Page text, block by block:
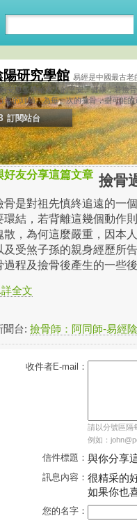
研究學館 易經是中國最古老
安息並帶給家人的平安、健康，若撿
年的經驗，為每一次的撿骨，盡可能
訂閱站台
好友分享這篇文章 撿骨
骨是對祖先慎終追遠的一
環結，若背離這幾個動作
散，為何這麼嚴重，因本
及受煞子孫的親身經歷所
過程及撿骨後產生的一些
詳全文
聞台: 撿骨師：阿同師-易經
收件者E-mail：
請以分號區隔
例如：
信件標題： 與你分享
訊息內容： 很精采的
如果你也
您的名字：